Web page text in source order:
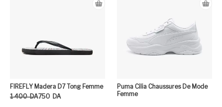
FIREFLY Madera D7 Tong Femme
1 400 DA
Le prix initial était : 1 400DA.
750 DA
Le prix actuel est : 750DA.
Puma Cilia Chaussures De Mode
Femme